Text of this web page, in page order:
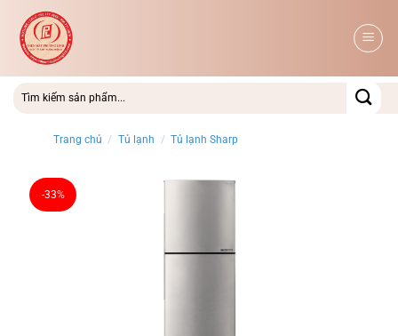
qua
dung
Trang chủ / Tủ lạnh / Tủ lạnh Sharp
-33%